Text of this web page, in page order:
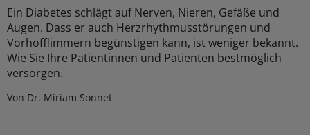
Ein Diabetes schlägt auf Nerven, Nieren, Gefäße und
Augen. Dass er auch Herzrhythmusstörungen und
Vorhofflimmern begünstigen kann, ist weniger bekannt.
Wie Sie Ihre Patientinnen und Patienten bestmöglich
versorgen.
Von Dr. Miriam Sonnet